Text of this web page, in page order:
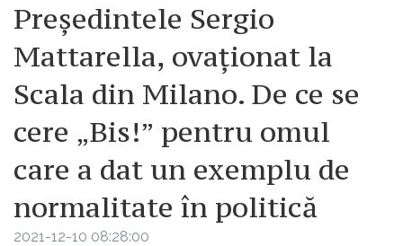
Președintele Sergio
Mattarella, ovaționat la
Scala din Milano. De ce se
cere „Bis!” pentru omul
care a dat un exemplu de
normalitate în politică
2021-12-10 08:28:00